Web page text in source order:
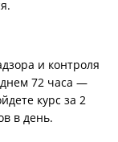
и контроля
72 часа —
курс за 2
в день.